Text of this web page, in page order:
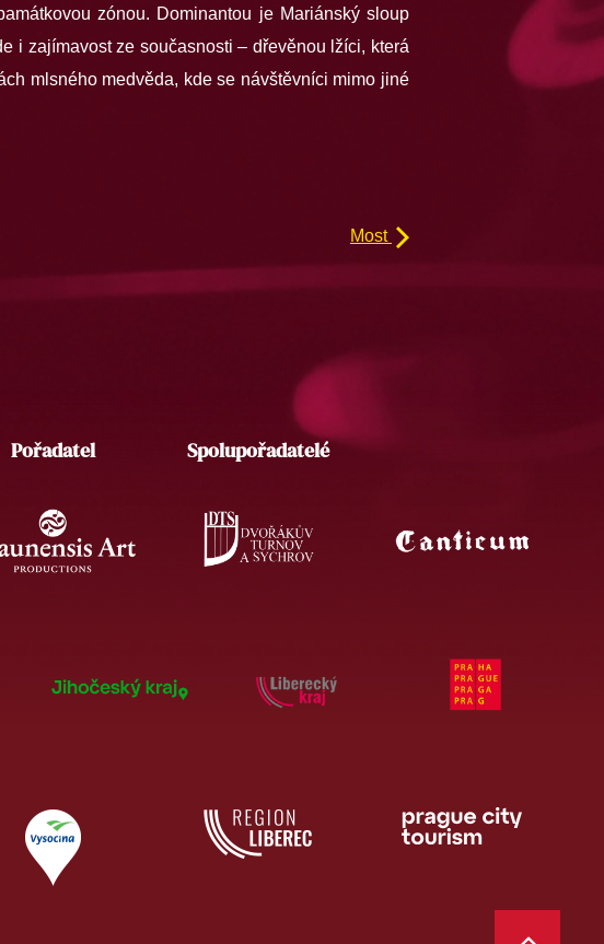
zónou. Dominantou je Mariánský sloup
i zajímavost ze současnosti – dřevěnou lžíci, která
mlsného medvěda, kde se návštěvníci mimo jiné
Most
Pořadatel Spolupořadatelé